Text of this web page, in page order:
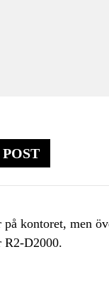
kontoret, men
R2-D2000.